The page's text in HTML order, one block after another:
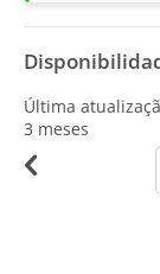
Última
3 meses